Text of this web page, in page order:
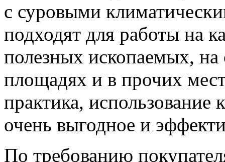
с суровыми
подходят для работы на
полезных ископаемых,
площадях и в прочих
практика, использование
очень выгодное и
По требованию